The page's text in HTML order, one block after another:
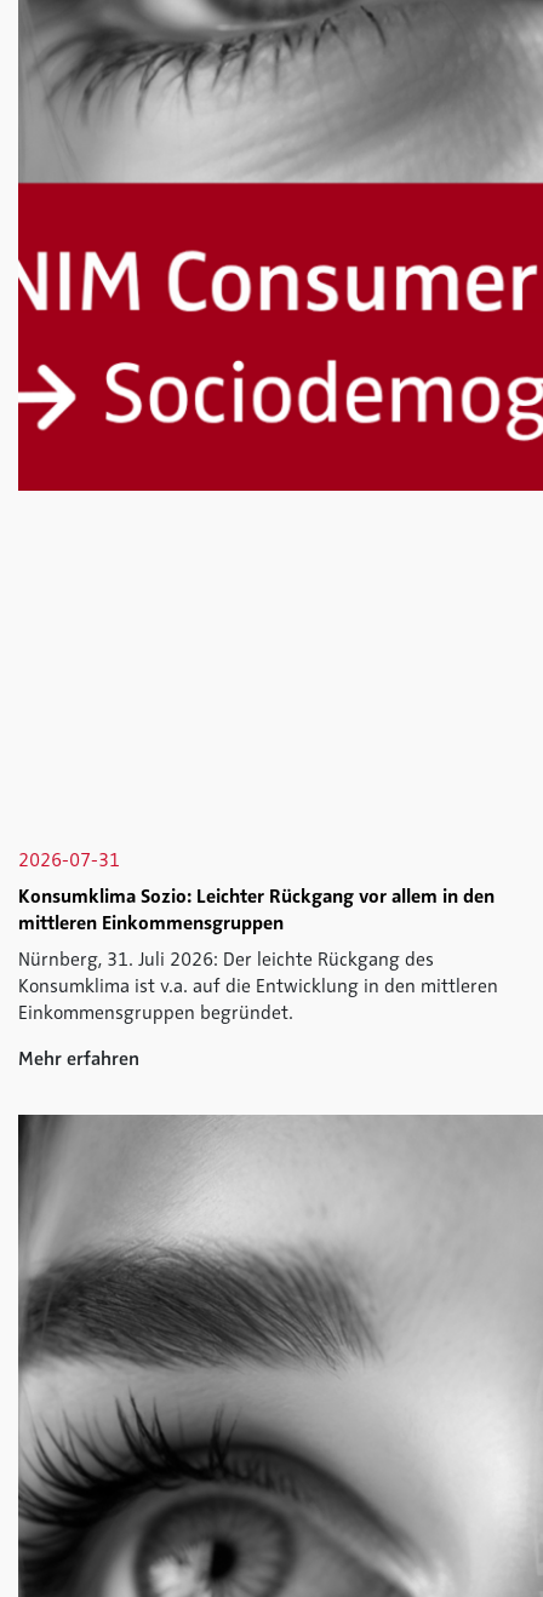
2026-07-31
Konsumklima Sozio: Leichter Rückgang vor allem in den
mittleren Einkommensgruppen
Nürnberg, 31. Juli 2026: Der leichte Rückgang des
Konsumklima ist v.a. auf die Entwicklung in den mittleren
Einkommensgruppen begründet.
Mehr erfahren